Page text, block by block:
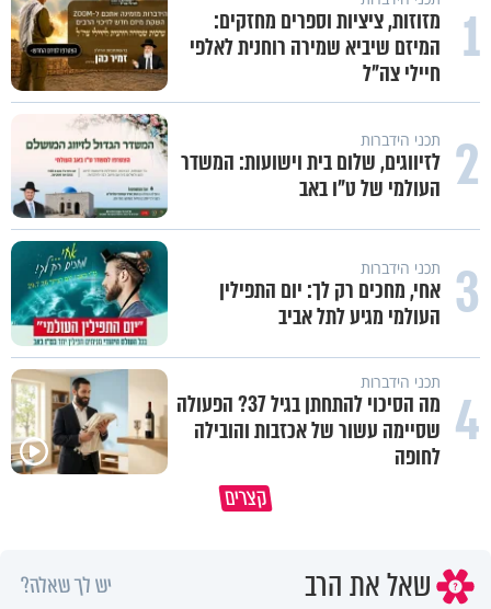
1
מזוזות, ציציות וספרים מחזקים:
המיזם שיביא שמירה רוחנית לאלפי
חיילי צה"ל
2 תכני הידברות
לזיווגים, שלום בית וישועות: המשדר
העולמי של ט"ו באב
3 תכני הידברות
אחי, מחכים רק לך: יום התפילין
העולמי מגיע לתל אביב
4 תכני הידברות
מה הסיכוי להתחתן בגיל 37? הפעולה
שסיימה עשור של אכזבות והובילה
לחופה
קצרים
שאל את הרב יש לך שאלה?